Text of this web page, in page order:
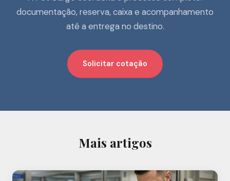
documentação, reserva, caixa e acompanhamento
até a entrega no destino.
Solicitar cotação
Mais artigos